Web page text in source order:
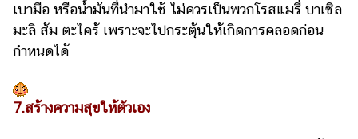
เบามือ หรือน้ำมันที่นำมาใช้ ไม่ควรเป็นพวกโรสแมรี่ บาเซิล
มะลิ ส้ม ตะไคร้ เพราะจะไปกระตุ้นให้เกิดการคลอดก่อน
กำหนดได้
7.สร้างความสุขให้ตัวเอง